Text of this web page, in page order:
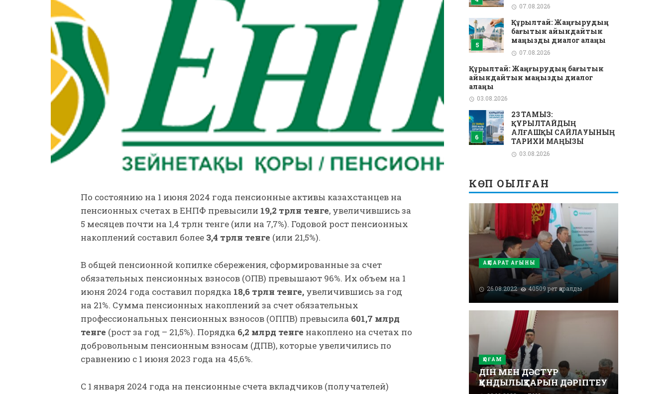
По состоянию на 1 июня 2024 года пенсионные активы казахстанцев на
пенсионных счетах в ЕНПФ превысили 19,2 трлн тенге, увеличившись за
5 месяцев почти на 1,4 трлн тенге (или на 7,7%). Годовой рост пенсионных
накоплений составил более 3,4 трлн тенге (или 21,5%).
В общей пенсионной копилке сбережения, сформированные за счет
обязательных пенсионных взносов (ОПВ) превышают 96%. Их объем на 1
июня 2024 года составил порядка 18,6 трлн тенге, увеличившись за год
на 21%. Сумма пенсионных накоплений за счет обязательных
профессиональных пенсионных взносов (ОППВ) превысила 601,7 млрд
тенге (рост за год – 21,5%). Порядка 6,2 млрд тенге накоплено на счетах по
добровольным пенсионным взносам (ДПВ), которые увеличились по
сравнению с 1 июня 2023 года на 45,6%.
С 1 января 2024 года на пенсионные счета вкладчиков (получателей)
07.08.2026
Құрылтай: Жаңғырудың
бағытын айқындайтын
маңызды диалог алаңы
07.08.2026
Құрылтай: Жаңғырудың бағытын
айқындайтын маңызды диалог
алаңы
03.08.2026
23 ТАМЫЗ:
ҚҰРЫЛТАЙДЫҢ
АЛҒАШҚЫ САЙЛАУЫНЫҢ
ТАРИХИ МАҢЫЗЫ
03.08.2026
КӨП ОҚЫЛҒАН
АҚПАРАТ АҒЫНЫ
26.08.2022 40509 рет қаралды
ҚОҒАМ
ДІН МЕН ДӘСТҮР
ҚҰНДЫЛЫҚТАРЫН ДӘРІПТЕУ